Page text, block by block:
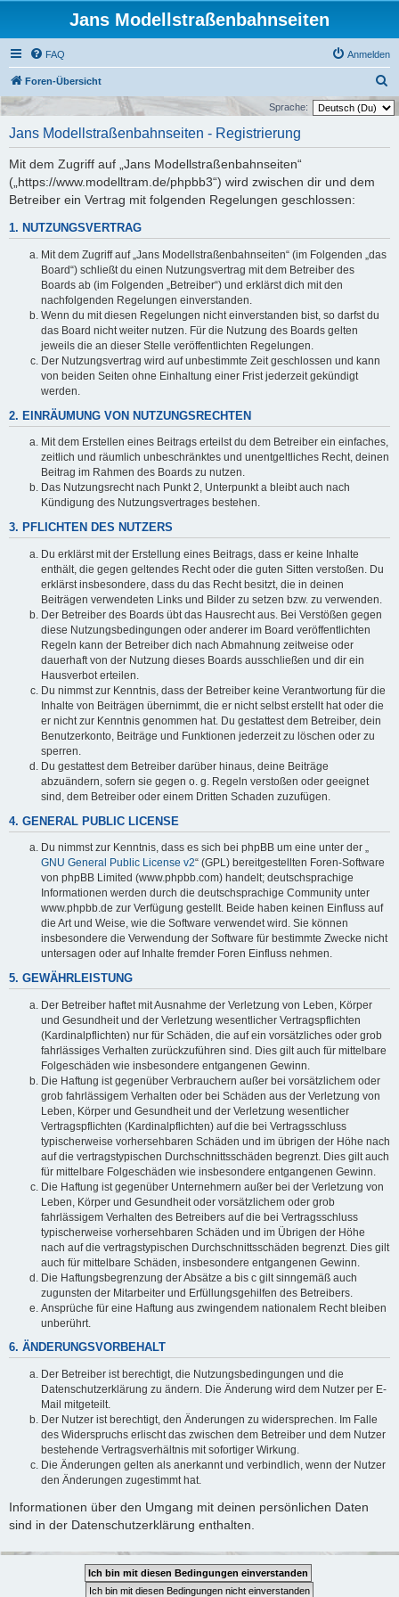
Jans Modellstraßenbahnseiten
FAQ Anmelden
Foren-Übersicht
u
Sprache:
Jans Modellstraßenbahnseiten - Registrierung
Mit dem Zugriff auf „Jans Modellstraßenbahnseiten“
(„https://www.modelltram.de/phpbb3“) wird zwischen dir und dem
Betreiber ein Vertrag mit folgenden Regelungen geschlossen:
1. NUTZUNGSVERTRAG
Mit dem Zugriff auf „Jans Modellstraßenbahnseiten“ (im Folgenden „das
Board“) schließt du einen Nutzungsvertrag mit dem Betreiber des
Boards ab (im Folgenden „Betreiber“) und erklärst dich mit den
nachfolgenden Regelungen einverstanden.
Wenn du mit diesen Regelungen nicht einverstanden bist, so darfst du
das Board nicht weiter nutzen. Für die Nutzung des Boards gelten
jeweils die an dieser Stelle veröffentlichten Regelungen.
Der Nutzungsvertrag wird auf unbestimmte Zeit geschlossen und kann
von beiden Seiten ohne Einhaltung einer Frist jederzeit gekündigt
werden.
2. EINRÄUMUNG VON NUTZUNGSRECHTEN
Mit dem Erstellen eines Beitrags erteilst du dem Betreiber ein einfaches,
zeitlich und räumlich unbeschränktes und unentgeltliches Recht, deinen
Beitrag im Rahmen des Boards zu nutzen.
Das Nutzungsrecht nach Punkt 2, Unterpunkt a bleibt auch nach
Kündigung des Nutzungsvertrages bestehen.
3. PFLICHTEN DES NUTZERS
Du erklärst mit der Erstellung eines Beitrags, dass er keine Inhalte
enthält, die gegen geltendes Recht oder die guten Sitten verstoßen. Du
erklärst insbesondere, dass du das Recht besitzt, die in deinen
Beiträgen verwendeten Links und Bilder zu setzen bzw. zu verwenden.
Der Betreiber des Boards übt das Hausrecht aus. Bei Verstößen gegen
diese Nutzungsbedingungen oder anderer im Board veröffentlichten
Regeln kann der Betreiber dich nach Abmahnung zeitweise oder
dauerhaft von der Nutzung dieses Boards ausschließen und dir ein
Hausverbot erteilen.
Du nimmst zur Kenntnis, dass der Betreiber keine Verantwortung für die
Inhalte von Beiträgen übernimmt, die er nicht selbst erstellt hat oder die
er nicht zur Kenntnis genommen hat. Du gestattest dem Betreiber, dein
Benutzerkonto, Beiträge und Funktionen jederzeit zu löschen oder zu
sperren.
Du gestattest dem Betreiber darüber hinaus, deine Beiträge
abzuändern, sofern sie gegen o. g. Regeln verstoßen oder geeignet
sind, dem Betreiber oder einem Dritten Schaden zuzufügen.
4. GENERAL PUBLIC LICENSE
Du nimmst zur Kenntnis, dass es sich bei phpBB um eine unter der „
GNU General Public License v2“ (GPL) bereitgestellten Foren-Software
von phpBB Limited (www.phpbb.com) handelt; deutschsprachige
Informationen werden durch die deutschsprachige Community unter
www.phpbb.de zur Verfügung gestellt. Beide haben keinen Einfluss auf
die Art und Weise, wie die Software verwendet wird. Sie können
insbesondere die Verwendung der Software für bestimmte Zwecke nicht
untersagen oder auf Inhalte fremder Foren Einfluss nehmen.
5. GEWÄHRLEISTUNG
Der Betreiber haftet mit Ausnahme der Verletzung von Leben, Körper
und Gesundheit und der Verletzung wesentlicher Vertragspflichten
(Kardinalpflichten) nur für Schäden, die auf ein vorsätzliches oder grob
fahrlässiges Verhalten zurückzuführen sind. Dies gilt auch für mittelbare
Folgeschäden wie insbesondere entgangenen Gewinn.
Die Haftung ist gegenüber Verbrauchern außer bei vorsätzlichem oder
grob fahrlässigem Verhalten oder bei Schäden aus der Verletzung von
Leben, Körper und Gesundheit und der Verletzung wesentlicher
Vertragspflichten (Kardinalpflichten) auf die bei Vertragsschluss
typischerweise vorhersehbaren Schäden und im übrigen der Höhe nach
auf die vertragstypischen Durchschnittsschäden begrenzt. Dies gilt auch
für mittelbare Folgeschäden wie insbesondere entgangenen Gewinn.
Die Haftung ist gegenüber Unternehmern außer bei der Verletzung von
Leben, Körper und Gesundheit oder vorsätzlichem oder grob
fahrlässigem Verhalten des Betreibers auf die bei Vertragsschluss
typischerweise vorhersehbaren Schäden und im Übrigen der Höhe
nach auf die vertragstypischen Durchschnittsschäden begrenzt. Dies gilt
auch für mittelbare Schäden, insbesondere entgangenen Gewinn.
Die Haftungsbegrenzung der Absätze a bis c gilt sinngemäß auch
zugunsten der Mitarbeiter und Erfüllungsgehilfen des Betreibers.
Ansprüche für eine Haftung aus zwingendem nationalem Recht bleiben
unberührt.
6. ÄNDERUNGSVORBEHALT
Der Betreiber ist berechtigt, die Nutzungsbedingungen und die
Datenschutzerklärung zu ändern. Die Änderung wird dem Nutzer per E-
Mail mitgeteilt.
Der Nutzer ist berechtigt, den Änderungen zu widersprechen. Im Falle
des Widerspruchs erlischt das zwischen dem Betreiber und dem Nutzer
bestehende Vertragsverhältnis mit sofortiger Wirkung.
Die Änderungen gelten als anerkannt und verbindlich, wenn der Nutzer
den Änderungen zugestimmt hat.
Informationen über den Umgang mit deinen persönlichen Daten
sind in der Datenschutzerklärung enthalten.